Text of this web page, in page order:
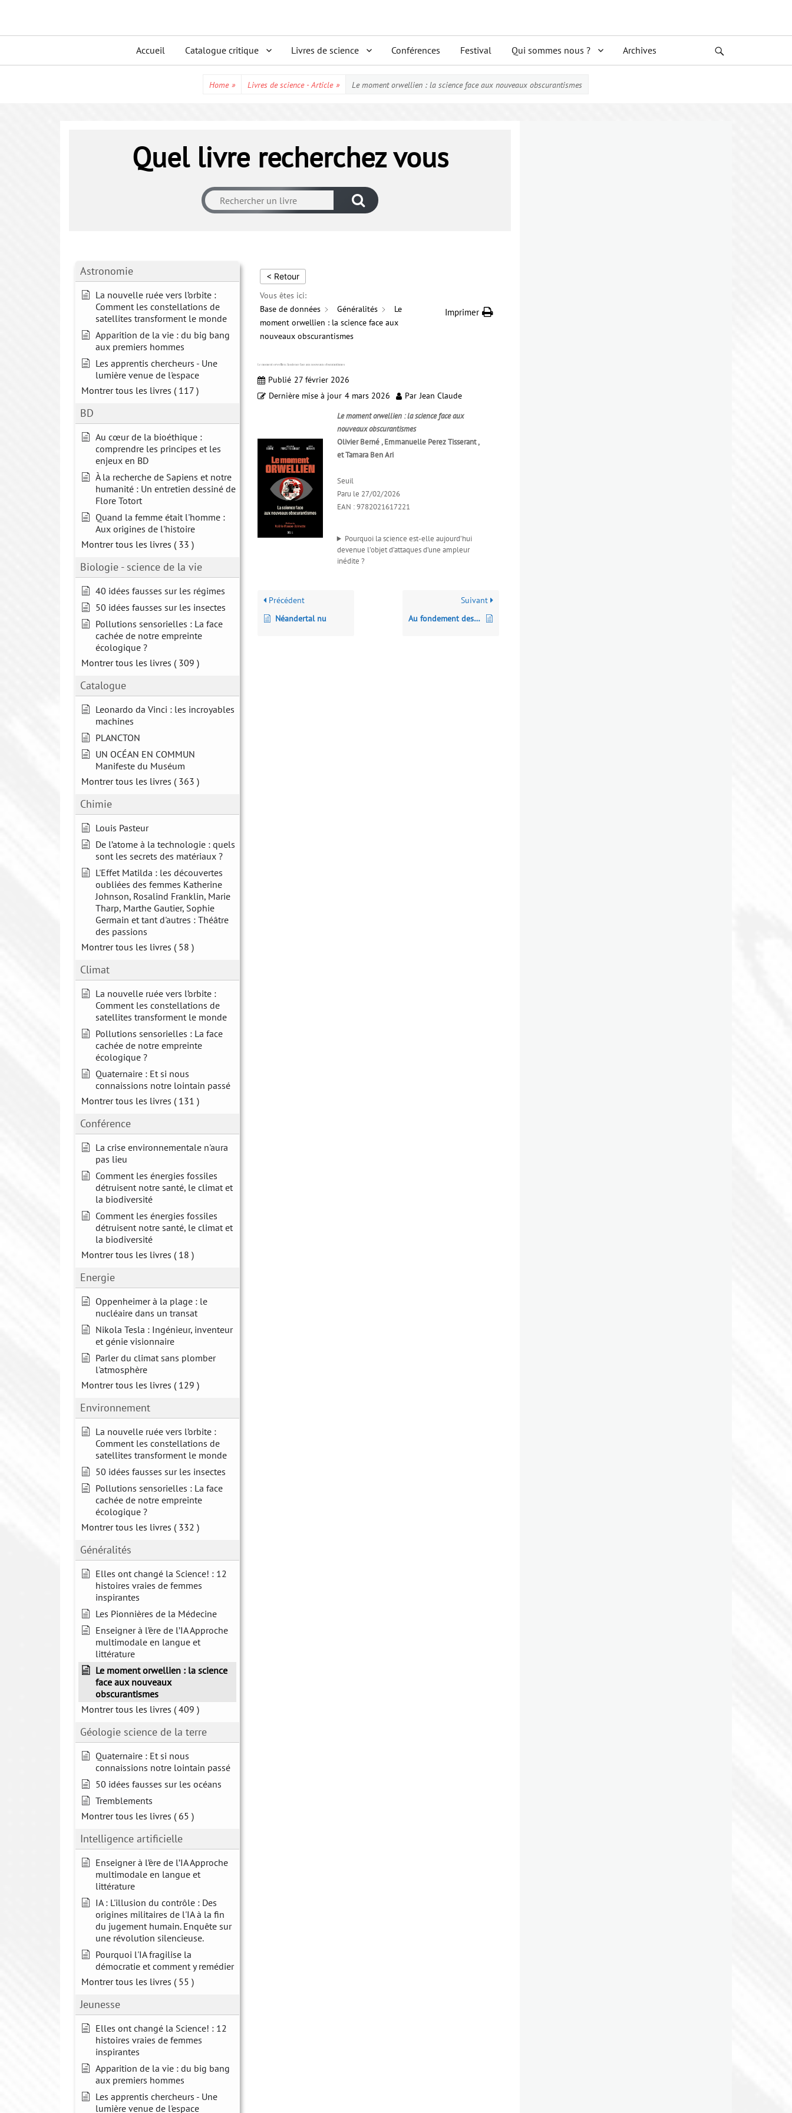
menu
Accueil Catalogue critique Livres de science Conférences Festival Qui sommes nous ? Archives
Home » Livres de science - Article » Le moment orwellien : la science face aux nouveaux obscurantismes
Quel livre recherchez vous
Astronomie
La nouvelle ruée vers l’orbite :
Comment les constellations de
satellites transforment le monde
Apparition de la vie : du big bang
aux premiers hommes
Les apprentis chercheurs - Une
lumière venue de l'espace
Montrer tous les livres ( 117 )
BD
Au cœur de la bioéthique :
comprendre les principes et les
enjeux en BD
À la recherche de Sapiens et notre
humanité : Un entretien dessiné de
Flore Totort
Quand la femme était l'homme :
Aux origines de l'histoire
Montrer tous les livres ( 33 )
Biologie - science de la vie
40 idées fausses sur les régimes
50 idées fausses sur les insectes
Pollutions sensorielles : La face
cachée de notre empreinte
écologique ?
Montrer tous les livres ( 309 )
Catalogue
Leonardo da Vinci : les incroyables
machines
PLANCTON
UN OCÉAN EN COMMUN
Manifeste du Muséum
Montrer tous les livres ( 363 )
Chimie
Louis Pasteur
De l’atome à la technologie : quels
sont les secrets des matériaux ?
L'Effet Matilda : les découvertes
oubliées des femmes Katherine
Johnson, Rosalind Franklin, Marie
Tharp, Marthe Gautier, Sophie
Germain et tant d'autres : Théâtre
des passions
Montrer tous les livres ( 58 )
Climat
La nouvelle ruée vers l’orbite :
Comment les constellations de
satellites transforment le monde
Pollutions sensorielles : La face
cachée de notre empreinte
écologique ?
Quaternaire : Et si nous
connaissions notre lointain passé
Montrer tous les livres ( 131 )
Conférence
La crise environnementale n'aura
pas lieu
Comment les énergies fossiles
détruisent notre santé, le climat et
la biodiversité
Comment les énergies fossiles
détruisent notre santé, le climat et
la biodiversité
Montrer tous les livres ( 18 )
Energie
Oppenheimer à la plage : le
nucléaire dans un transat
Nikola Tesla : Ingénieur, inventeur
et génie visionnaire
Parler du climat sans plomber
l'atmosphère
Montrer tous les livres ( 129 )
Environnement
La nouvelle ruée vers l’orbite :
Comment les constellations de
satellites transforment le monde
50 idées fausses sur les insectes
Pollutions sensorielles : La face
cachée de notre empreinte
écologique ?
Montrer tous les livres ( 332 )
Généralités
Elles ont changé la Science! : 12
histoires vraies de femmes
inspirantes
Les Pionnières de la Médecine
Enseigner à l’ère de l’IA Approche
multimodale en langue et
littérature
Le moment orwellien : la science
face aux nouveaux
obscurantismes
Montrer tous les livres ( 409 )
Géologie science de la terre
Quaternaire : Et si nous
connaissions notre lointain passé
50 idées fausses sur les océans
Tremblements
Montrer tous les livres ( 65 )
Intelligence artificielle
Enseigner à l’ère de l’IA Approche
multimodale en langue et
littérature
IA : L'illusion du contrôle : Des
origines militaires de l'IA à la fin
du jugement humain. Enquête sur
une révolution silencieuse.
Pourquoi l'IA fragilise la
démocratie et comment y remédier
Montrer tous les livres ( 55 )
Jeunesse
Elles ont changé la Science! : 12
histoires vraies de femmes
inspirantes
Apparition de la vie : du big bang
aux premiers hommes
Les apprentis chercheurs - Une
lumière venue de l'espace
< Retour
Vous êtes ici:
Base de données
Généralités
Le
moment orwellien : la science face aux
nouveaux obscurantismes
Imprimer
Le moment orwellien : la science face aux nouveaux obscurantismes
Publié 27 février 2026
Dernière mise à jour 4 mars 2026 Par Jean Claude
Le moment orwellien : la science face aux
nouveaux obscurantismes
Olivier Berné , Emmanuelle Perez Tisserant ,
et Tamara Ben Ari
Seuil
Paru le 27/02/2026
EAN : 9782021617221
Pourquoi la science est-elle aujourd’hui
devenue l’objet d’attaques d’une ampleur
inédite ?
Précédent
Néandertal nu
Suivant
Au fondement des sociétés humaines